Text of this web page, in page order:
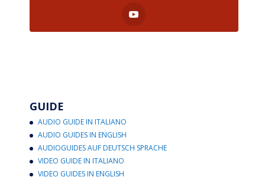
GUIDE
AUDIO GUIDE IN ITALIANO
AUDIO GUIDES IN ENGLISH
AUDIOGUIDES AUF DEUTSCH SPRACHE
VIDEO GUIDE IN ITALIANO
VIDEO GUIDES IN ENGLISH